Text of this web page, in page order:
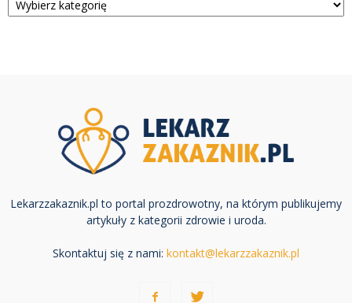
Lekarzzakaznik.pl to portal prozdrowotny, na którym publikujemy
artykuły z kategorii zdrowie i uroda.
Skontaktuj się z nami: kontakt@lekarzzakaznik.pl